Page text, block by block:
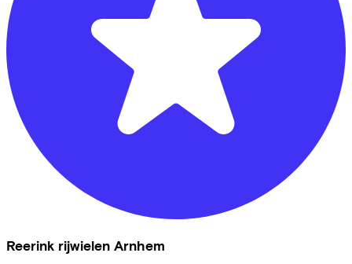
Reerink rijwielen Arnhem